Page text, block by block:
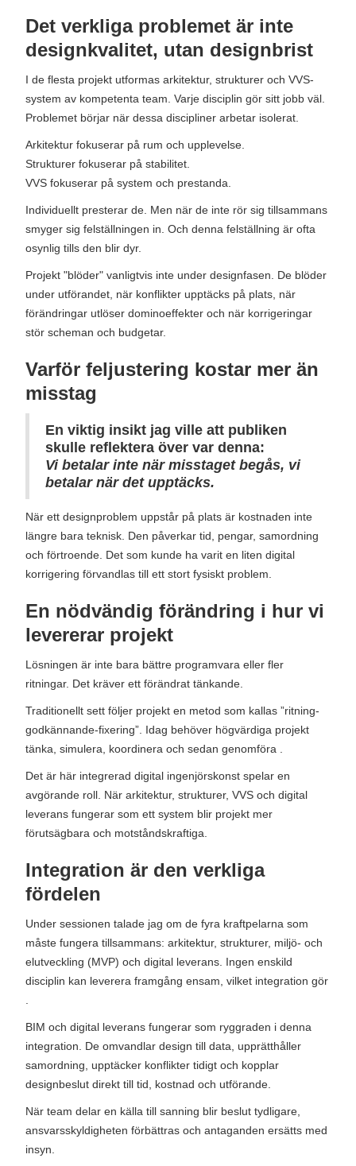
Det verkliga problemet är inte
designkvalitet, utan designbrist
I de flesta projekt utformas arkitektur, strukturer och VVS-
system av kompetenta team. Varje disciplin gör sitt jobb väl.
Problemet börjar när dessa discipliner arbetar isolerat.
Arkitektur fokuserar på rum och upplevelse.
Strukturer fokuserar på stabilitet.
VVS fokuserar på system och prestanda.
Individuellt presterar de. Men när de inte rör sig tillsammans
smyger sig felställningen in. Och denna felställning är ofta
osynlig tills den blir dyr.
Projekt "blöder" vanligtvis inte under designfasen. De blöder
under utförandet, när konflikter upptäcks på plats, när
förändringar utlöser dominoeffekter och när korrigeringar
stör scheman och budgetar.
Varför feljustering kostar mer än
misstag
En viktig insikt jag ville att publiken
skulle reflektera över var denna:
Vi betalar inte när misstaget begås, vi
betalar när det upptäcks.
När ett designproblem uppstår på plats är kostnaden inte
längre bara teknisk. Den påverkar tid, pengar, samordning
och förtroende. Det som kunde ha varit en liten digital
korrigering förvandlas till ett stort fysiskt problem.
En nödvändig förändring i hur vi
levererar projekt
Lösningen är inte bara bättre programvara eller fler
ritningar. Det kräver ett förändrat tänkande.
Traditionellt sett följer projekt en metod som kallas ”ritning-
godkännande-fixering”. Idag behöver högvärdiga projekt
tänka, simulera, koordinera och sedan genomföra .
Det är här integrerad digital ingenjörskonst spelar en
avgörande roll. När arkitektur, strukturer, VVS och digital
leverans fungerar som ett system blir projekt mer
förutsägbara och motståndskraftiga.
Integration är den verkliga
fördelen
Under sessionen talade jag om de fyra kraftpelarna som
måste fungera tillsammans: arkitektur, strukturer, miljö- och
elutveckling (MVP) och digital leverans. Ingen enskild
disciplin kan leverera framgång ensam, vilket integration gör
BIM och digital leverans fungerar som ryggraden i denna
integration. De omvandlar design till data, upprätthåller
samordning, upptäcker konflikter tidigt och kopplar
designbeslut direkt till tid, kostnad och utförande.
När team delar en källa till sanning blir beslut tydligare,
ansvarsskyldigheten förbättras och antaganden ersätts med
insyn.